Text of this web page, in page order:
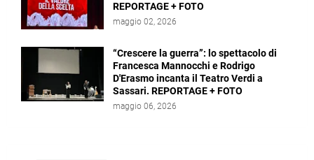
REPORTAGE + FOTO
maggio 02, 2026
“Crescere la guerra”: lo spettacolo di
Francesca Mannocchi e Rodrigo
D'Erasmo incanta il Teatro Verdi a
Sassari. REPORTAGE + FOTO
maggio 06, 2026